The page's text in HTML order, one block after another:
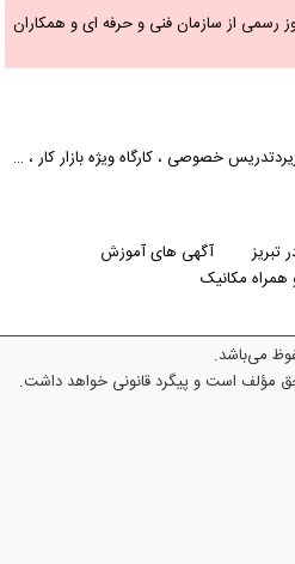
رسمی از سازمان فنی و حرفه ای و همکاران
خصوصی ، کارگاه ویژه بازار کار ، …
آگهی های آموزش
مکانیک
مؤلف است و پیگرد قانونی خواهد داشت.